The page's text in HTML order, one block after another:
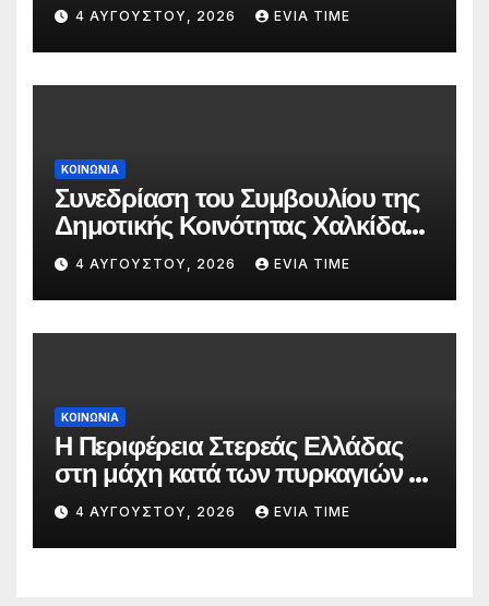
4 ΑΥΓΟΎΣΤΟΥ, 2026 EVIA TIME
ΚΟΙΝΩΝΙΑ
Συνεδρίαση του Συμβουλίου της
Δημοτικής Κοινότητας Χαλκίδας
την 5 Αυγούστου
4 ΑΥΓΟΎΣΤΟΥ, 2026 EVIA TIME
ΚΟΙΝΩΝΙΑ
Η Περιφέρεια Στερεάς Ελλάδας
στη μάχη κατά των πυρκαγιών –
Δράσεις και στήριξη σε πέντε
περιφερειακές ενότητες
4 ΑΥΓΟΎΣΤΟΥ, 2026 EVIA TIME